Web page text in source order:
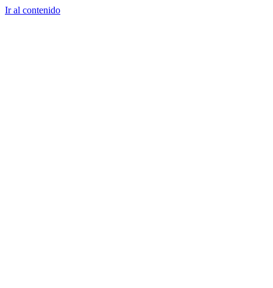
Ir al contenido